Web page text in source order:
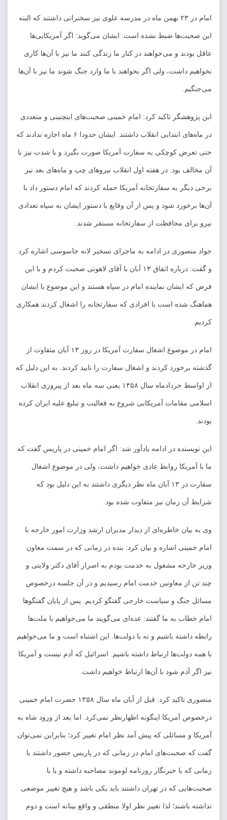
امام در ۲۳ بهمن ماه در مدرسه علوی نیز سخنرانی داشتند که البته
این صحبت‌ها ضبط نشده است. ایشان می‌گوید: اگر آمریکایی‌ها
عاقل بودند و می‌خواهند در کنار ما زندگی کنند ما نیز با آن‌ها کاری
نخواهیم داشت، ولی اگر بخواهند با ما وارد جنگ شوند ما نیز با آن‌ها
می‌جنگیم.
این پژوهشگر تاکید کرد: امام خمینی صحبت‌های اینچنینی و متعددی
در ماه‌های ابتدایی انقلاب داشتند. ایشان حدودا ۶ ماه اجازه ندادند که
حتی تعرض کوچکی به سفارت آمریکا صورت بگیرد و با شدت نیز با
آن مخالف بود. در هفته اول انقلاب نیرو‌های چپ و ماه‌های بعد نیز
برخی دیگر به سفارتخانه آمریکا حمله کردند که امام دستور داد با
آن‌ها برخورد شود و پس از آن وقایع با دستور ایشان به سپاه تعدادی
نیرو برای محافظت از سفارتخانه مستقر شدند.
جواد منصوری در ادامه به ماجرای تسخیر لانه جاسوسی اشاره کرد
و گفت: درباره اتفاق ۱۳ آبان با آقای لاهوتی صحبت کردم و با این
فرض که ایشان نماینده امام در سپاه هستند و این موضوع با ایشان
هماهنگ شده است با افرادی که سفارتخانه را اشغال کردند همکاری
کردیم.
امام در موضوع اشغال سفارت آمریکا در روز ۱۳ آبان متفاوت از
گذشته برخورد کردند و اشغال سفارت را تایید کردند. به این دلیل که
از اواسط خردادماه سال ۱۳۵۸ یعنی سه ماه بعد از پیروزی انقلاب
اسلامی مقامات آمریکایی شروع به فعالیت و تبلیغ علیه ایران کرده
بودند.
این نویسنده در ادامه یادآور شد: اگر امام خمینی در پاریس گفت که
ما با آمریکا روابط عادی خواهیم داشت، ولی در موضوع اشغال
سفارت در ۱۳ آبان ماه نظر دیگری داشتند به این دلیل بود که
شرایط آن زمان نیز متفاوت شده بود.
وی به بیان خاطره‌ای از دیدار مدیران ارشد وزارت امور خارجه با
امام خمینی اشاره و بیان کرد: بنده در زمانی که در سمت معاون
وزیر خارجه مشغول به خدمت بودم به اصرار آقای دکتر ولایتی و
چند تن از معاونین خدمت امام رسیدیم و در آن جلسه درخصوص
مسائل جنگ و سیاست خارجی گفتگو کردیم. پس از پایان گفتگو‌ها
امام خطاب به ما گفتند: عده‌ای می‌گویند ما می‌خواهیم با ملت‌ها
رابطه داشته باشیم و نه با دولت‌ها. این اشتباه است و ما می‌خواهیم
با همه دولت‌ها ارتباط داشته باشیم. اسرائیل که آدم نیست و آمریکا
نیز اگر آدم شود با آن‌ها ارتباط خواهیم داشت.
منصوری تاکید کرد: قبل از آبان ماه سال ۱۳۵۸ حضرت امام خمینی
درخصوص آمریکا اینگونه اظهارنظر نمی‌کرد. اما بعد از ورود شاه به
آمریکا و مسائلی که پیش آمد نظر امام تغییر کرد؛ بنابراین نمی‌توان
گفت که صحبت‌های امام در زمانی که در پاریس حضور داشتند با
زمانی که با خبرنگار روزنامه لوموند مصاحبه داشته و یا با
صحبت‌هایی که در تهران داشتند باید یکی باشد و هیچ تغییر موضعی
نداشته باشند؛ لذا تغییر نظر اولا منطقی و واقع بینانه است و دوم